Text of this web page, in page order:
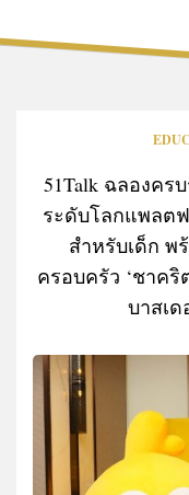
51Talk ฉลองคร
ระดับโลกแพลต
สำหรับเด็ก พ
ครอบครัว ‘ชาค
บาสเด